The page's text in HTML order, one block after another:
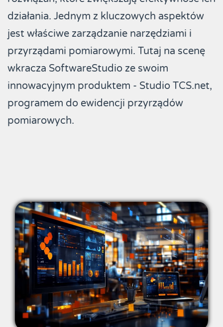
działania. Jednym z kluczowych aspektów
jest właściwe zarządzanie narzędziami i
przyrządami pomiarowymi. Tutaj na scenę
wkracza SoftwareStudio ze swoim
innowacyjnym produktem - Studio TCS.net,
programem do ewidencji przyrządów
pomiarowych.